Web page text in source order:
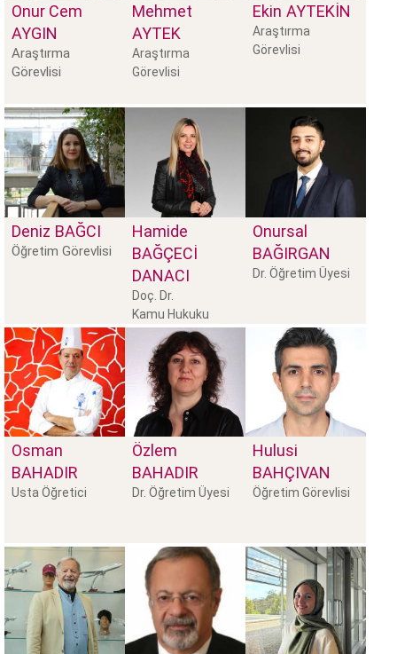
Onur Cem
AYGIN
Araştırma
Görevlisi
Mehmet
AYTEK
Araştırma
Görevlisi
Ekin AYTEKİN
Araştırma
Görevlisi
Deniz BAĞCI
Öğretim Görevlisi
Hamide
BAĞÇECİ
DANACI
Doç. Dr.
Kamu Hukuku
Bölüm Başkanı
Onursal
BAĞIRGAN
Dr. Öğretim Üyesi
Osman
BAHADIR
Usta Öğretici
Özlem
BAHADIR
Dr. Öğretim Üyesi
Hulusi
BAHÇIVAN
Öğretim Görevlisi